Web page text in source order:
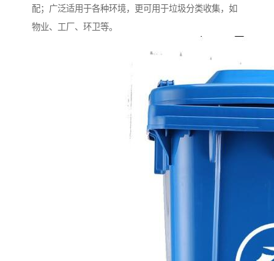
配；广泛适用于各种环境，更可用于垃圾分类收集，如
物业、工厂、环卫等。